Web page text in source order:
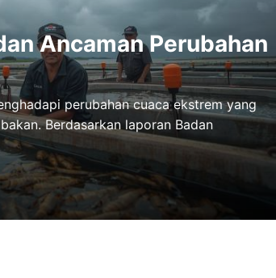
Ancaman Perubahan
perubahan cuaca ekstrem yang
Berdasarkan laporan Badan